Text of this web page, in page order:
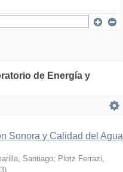
de Energía y
Sonora y Calidad del Agua
Santiago; Plotz Ferrazi,
)